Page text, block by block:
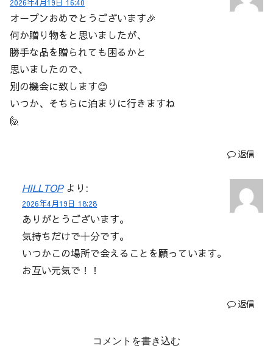
2026年4月19日 16:40
オープンおめでとうございます🎉
何か贈り物をと思いましたが、
勝手な品を贈られても困るかと
思いましたので、
別の機会に致します😊
いつか、そちらに泊まりに行きますね
🙋
返信
HILLTOP より:
2026年4月19日 18:28
ありがとうございます。
気持ちだけで十分です。
いつかこの場所で会えることを願っています。
お互い元気で！！
返信
コメントを書き込む